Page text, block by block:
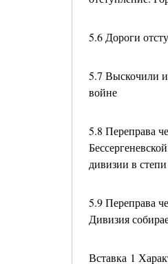
5.6 Дороги
5.7 Выскочили
войне
5.8 Переправа
дивизии в степи
5.9 Переправа
Дивизия
Вставка 1